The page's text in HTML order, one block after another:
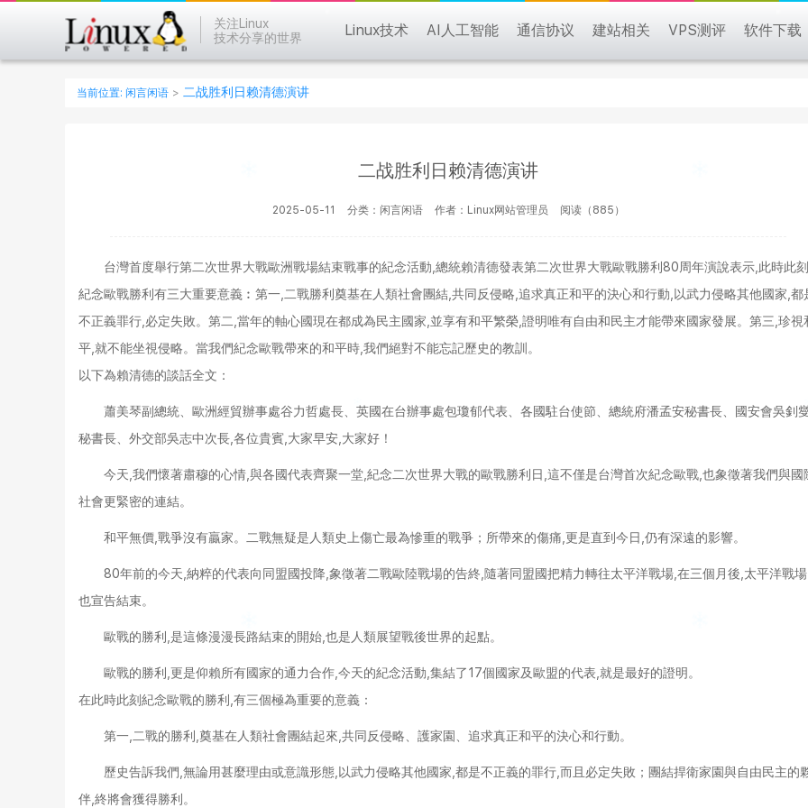
关注Linux
技术分享的世界
Linux技术 AI人工智能 通信协议 建站相关 VPS测评 软件下载
当前位置: 闲言闲语 > 二战胜利日赖清德演讲
二战胜利日赖清德演讲
2025-05-11 分类：闲言闲语 作者：Linux网站管理员 阅读（885）
台灣首度舉行第二次世界大戰歐洲戰場結束戰事的紀念活動,總統賴清德發表第二次世界大戰歐戰勝利80周年演說表示,此時此刻
紀念歐戰勝利有三大重要意義︰第一,二戰勝利奠基在人類社會團結,共同反侵略,追求真正和平的決心和行動,以武力侵略其他國家,都
不正義罪行,必定失敗。第二,當年的軸心國現在都成為民主國家,並享有和平繁榮,證明唯有自由和民主才能帶來國家發展。第三,珍視
平,就不能坐視侵略。當我們紀念歐戰帶來的和平時,我們絕對不能忘記歷史的教訓。
以下為賴清德的談話全文：
蕭美琴副總統、歐洲經貿辦事處谷力哲處長、英國在台辦事處包瓊郁代表、各國駐台使節、總統府潘孟安秘書長、國安會吳釗
秘書長、外交部吳志中次長,各位貴賓,大家早安,大家好！
今天,我們懷著肅穆的心情,與各國代表齊聚一堂,紀念二次世界大戰的歐戰勝利日,這不僅是台灣首次紀念歐戰,也象徵著我們與國
社會更緊密的連結。
和平無價,戰爭沒有贏家。二戰無疑是人類史上傷亡最為慘重的戰爭；所帶來的傷痛,更是直到今日,仍有深遠的影響。
80年前的今天,納粹的代表向同盟國投降,象徵著二戰歐陸戰場的告終,隨著同盟國把精力轉往太平洋戰場,在三個月後,太平洋戰場
也宣告結束。
歐戰的勝利,是這條漫漫長路結束的開始,也是人類展望戰後世界的起點。
歐戰的勝利,更是仰賴所有國家的通力合作,今天的紀念活動,集結了17個國家及歐盟的代表,就是最好的證明。
在此時此刻紀念歐戰的勝利,有三個極為重要的意義：
第一,二戰的勝利,奠基在人類社會團結起來,共同反侵略、護家園、追求真正和平的決心和行動。
歷史告訴我們,無論用甚麼理由或意識形態,以武力侵略其他國家,都是不正義的罪行,而且必定失敗；團結捍衛家園與自由民主的
伴,終將會獲得勝利。